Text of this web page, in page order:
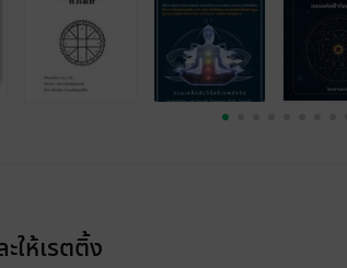
ให้เรตติ้ง